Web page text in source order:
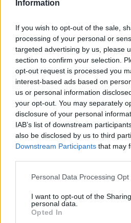
Information
If you wish to opt-out of the sale,
processing of your personal or
targeted advertising by us, please
section to confirm your selection.
opt-out request is processed you
interest-based ads based on
us or personal information
your opt-out. You may separately
disclosure of your personal
IAB’s list of downstream
also be disclosed by us to third
Downstream Participants that may
Please note that this website/app
not limited to your visit or usage
grant or deny consent to Google
use your data for below specified
Personal Data Processing Opt
I want to opt-out of the
personal data.
Opted In
Občine: Mislinja
Kategorije: Novice Novice
Ključne besede: Mislinja
poziv
prometna nesreča